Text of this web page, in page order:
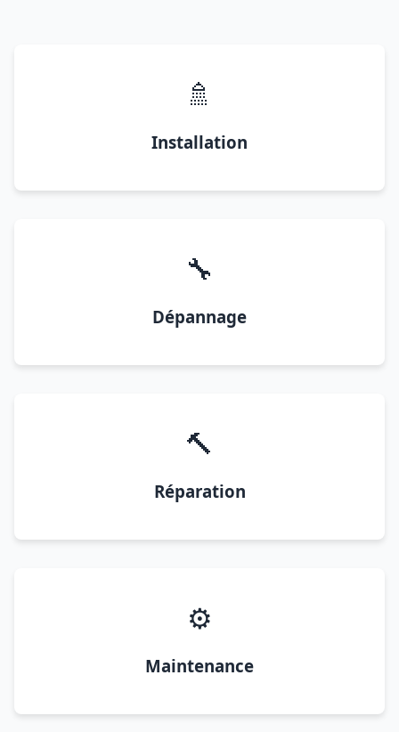
🚿
Installation
🔧
Dépannage
🔨
Réparation
⚙️
Maintenance